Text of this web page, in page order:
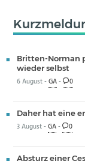
Britten-Norman
wieder selbst
6 August -GA- 0
Daher hat eine
3 August -GA- 0
Absturz einer